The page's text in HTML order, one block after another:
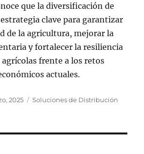
que la diversificación de
clave para garantizar
de la agricultura, mejorar la
y fortalecer la resiliencia
agrícolas frente a los retos
actuales.
2025 Categorías
Soluciones de Distribución